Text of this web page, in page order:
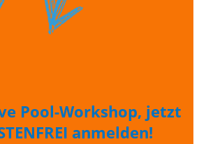
Pool-Workshop, jetzt
anmelden!